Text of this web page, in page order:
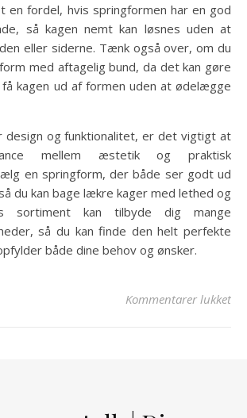
en fordel, hvis springformen har en god
så kagen nemt kan løsnes uden at
eller siderne. Tænk også over, om du
med aftagelig bund, da det kan gøre
kagen ud af formen uden at ødelægge
design og funktionalitet, er det vigtigt at
mellem æstetik og praktisk
en springform, der både ser godt ud
du kan bage lækre kager med lethed og
sortiment kan tilbyde dig mange
så du kan finde den helt perfekte
både dine behov og ønsker.
Kommentarer lukkettil